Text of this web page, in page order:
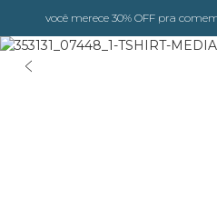
você merece 30% OFF pra